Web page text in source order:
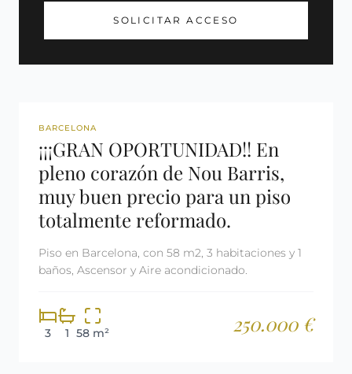
SOLICITAR ACCESO
REF: 2996
BARCELONA
¡¡¡GRAN OPORTUNIDAD!! En
pleno corazón de Nou Barris,
muy buen precio para un piso
totalmente reformado.
Piso en Barcelona, con 58 m2, 3 habitaciones y 1
baños, Ascensor y Aire acondicionado.
3 1 58 m² 250.000 €